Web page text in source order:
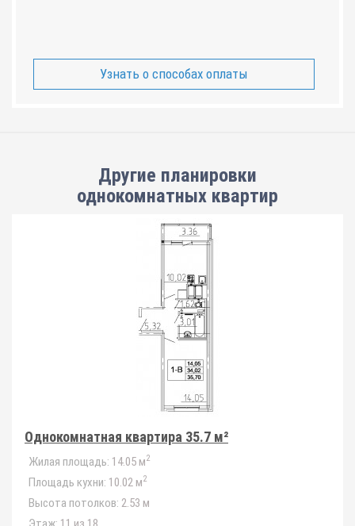
Узнать о способах оплаты
Другие планировки
однокомнатных квартир
Однокомнатная квартира 35.7 м²
Жилая площадь: 14.05 м2
Площадь кухни: 10.02 м2
Высота потолков: 2.53 м